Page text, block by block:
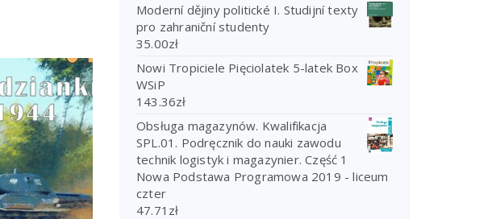
Moderní dějiny politické I. Studijní texty
pro zahraniční studenty
35.00zł
Nowi Tropiciele Pięciolatek 5-latek Box
WSiP
143.36zł
Obsługa magazynów. Kwalifikacja
SPL.01. Podręcznik do nauki zawodu
technik logistyk i magazynier. Część 1
Nowa Podstawa Programowa 2019 - liceum
czter
47.71 zł